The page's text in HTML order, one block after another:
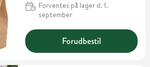
Forventes på lager d. 1.
september
Forudbestil